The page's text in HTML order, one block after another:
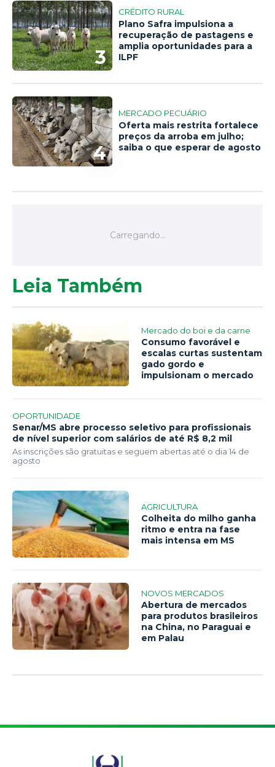
3
CRÉDITO RURAL
Plano Safra impulsiona a
recuperação de pastagens e
amplia oportunidades para a
ILPF
4
MERCADO PECUÁRIO
Oferta mais restrita fortalece
preços da arroba em julho;
saiba o que esperar de agosto
Leia Também
Mercado do boi e da carne
Consumo favorável e
escalas curtas sustentam
gado gordo e
impulsionam o mercado
OPORTUNIDADE
Senar/MS abre processo seletivo para profissionais
de nível superior com salários de até R$ 8,2 mil
As inscrições são gratuitas e seguem abertas até o dia 14 de
agosto
AGRICULTURA
Colheita do milho ganha
ritmo e entra na fase
mais intensa em MS
NOVOS MERCADOS
Abertura de mercados
para produtos brasileiros
na China, no Paraguai e
em Palau